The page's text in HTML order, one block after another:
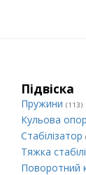
Підвіска
Пружини (113)
Кульова
Стабілізатор
Тяжка
Поворотний